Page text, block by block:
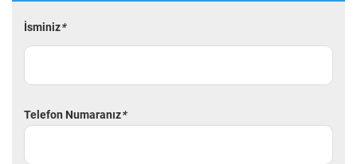
İsminiz*
Telefon Numaranız*